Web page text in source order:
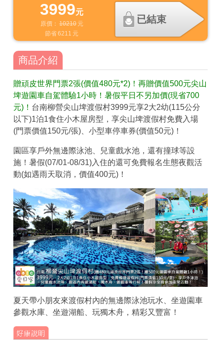
3999元
原價： 10210 元
節省6211 元
已結束
商品介紹
贈頑皮世界門票2張(價值480元*2)！再贈價值500元尖山
埤遊園車自駕體驗1小時！暑假平日不另加價(現省700
元)！ 台南柳營尖山埤渡假村3999元享2大2幼(115公分
以下)1泊1食住小木屋房型，享尖山埤渡假村免費入場
(門票價值150元/張)、小型車停車券(價值50元)！
園區享戶外無邊際泳池、兒童戲水池，還有撞球等設
施！暑假(07/01-08/31)入住的還可免費報名生態夜觀活
動(如遇雨天取消，價值400元)！
夏天帶小朋友來渡假村內的無邊際泳池玩水、坐遊園車
參觀水庫、坐遊湖船、玩獨木舟，精彩又豐富！